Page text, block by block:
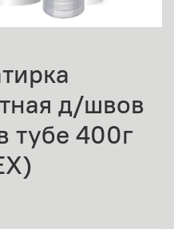
д/швов
тубе 400г